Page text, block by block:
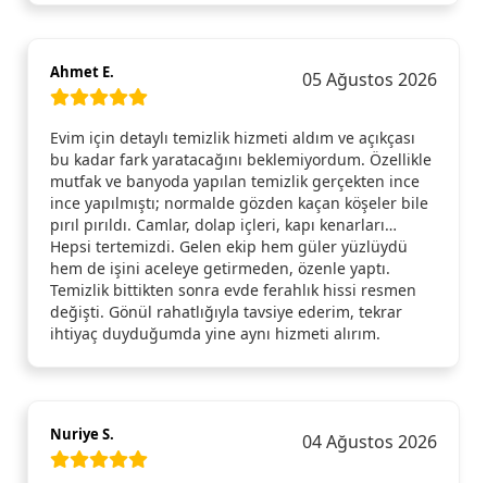
Ahmet E. 05 Ağustos 2026
Evim için detaylı temizlik hizmeti aldım ve açıkçası
bu kadar fark yaratacağını beklemiyordum. Özellikle
mutfak ve banyoda yapılan temizlik gerçekten ince
ince yapılmıştı; normalde gözden kaçan köşeler bile
pırıl pırıldı. Camlar, dolap içleri, kapı kenarları…
Hepsi tertemizdi. Gelen ekip hem güler yüzlüydü
hem de işini aceleye getirmeden, özenle yaptı.
Temizlik bittikten sonra evde ferahlık hissi resmen
değişti. Gönül rahatlığıyla tavsiye ederim, tekrar
ihtiyaç duyduğumda yine aynı hizmeti alırım.
Nuriye S. 04 Ağustos 2026